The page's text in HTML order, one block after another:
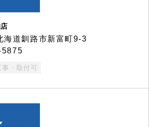
道釧路市新富町9-3
事・取付可